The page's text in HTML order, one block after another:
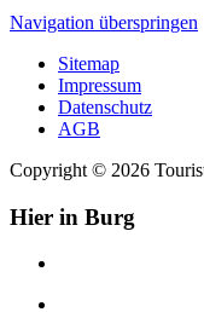
Navigation überspringen
Sitemap
Impressum
Datenschutz
AGB
Copyright © 2026
Hier in Burg